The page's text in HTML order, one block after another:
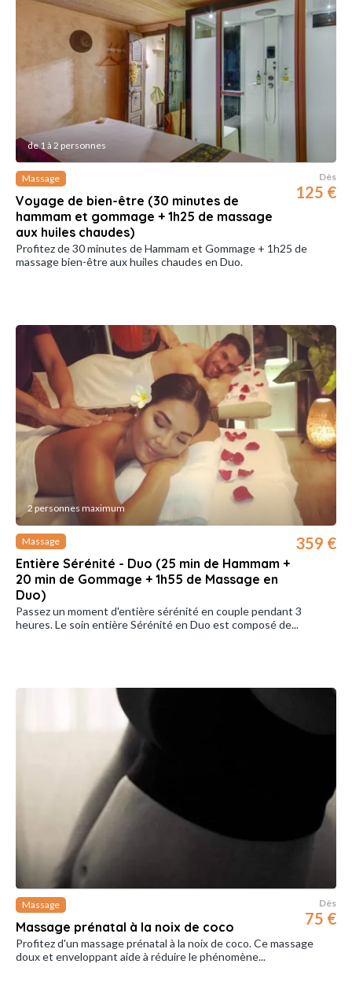
de 1 à 2 personnes
Massage
Voyage de bien-être (30 minutes de
hammam et gommage + 1h25 de massage
aux huiles chaudes)
Dès
125 €
Profitez de 30 minutes de Hammam et Gommage + 1h25 de
massage bien-être aux huiles chaud es en Duo.
2 personnes maximum
Massage
Entière Sérénité - Duo (25 min de Hammam +
20 min de Gommage + 1h55 de Massage en
Duo)
359 €
Passez un moment d'entière sérénité en couple pendant 3
heures. Le soin entière Sérénité en Duo est composé de...
Massage
Massage prénatal à la noix de coco
Dès
75 €
Profitez d'un massage prénatal à la noix de coco. Ce massage
doux et enveloppant aide à réduire le phénomène...